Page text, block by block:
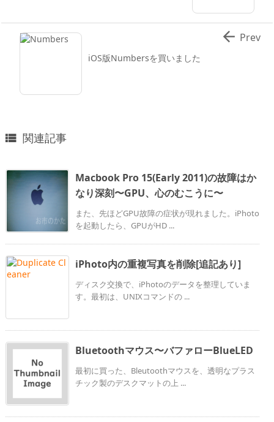
iOS版Numbersを買いました
 Prev
 関連記事
Macbook Pro 15(Early 2011)の故障はか
なり深刻〜GPU、心のむこうに〜
また、先ほどGPU故障の症状が現れました。iPhoto
を起動したら、GPUがHD ...
iPhoto内の重複写真を削除[追記あり]
ディスク交換で、iPhotoのデータを整理していま
す。最初は、UNIXコマンドの ...
Bluetoothマウス〜バファローBlueLED
最初に買った、Bleutoothマウスを、透明なプラス
チック製のデスクマットの上 ...